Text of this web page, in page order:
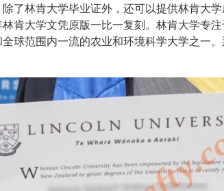
除了林肯大学毕业证外，还可以提供林肯大
肯大学文凭原版一比一复刻。林肯大学专
球范围内一流的农业和环境科学大学之一